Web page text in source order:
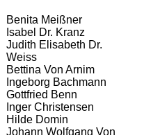
Benita Meißner
Isabel Dr. Kranz
Judith Elisabeth Dr.
Weiss
Bettina Von Arnim
Ingeborg Bachmann
Gottfried Benn
Inger Christensen
Hilde Domin
Johann Wolfgang Von